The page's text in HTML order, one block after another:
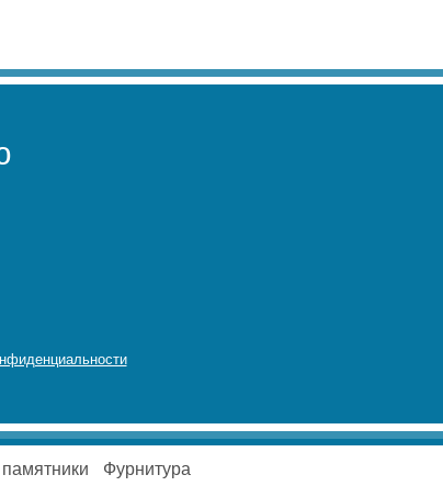
Фурнитура